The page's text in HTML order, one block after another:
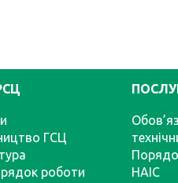
ГСЦ
роботи
НАІС